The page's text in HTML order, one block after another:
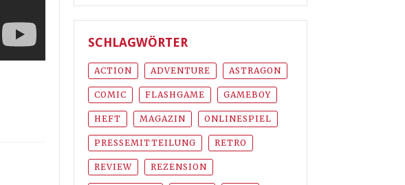
SCHLAGWÖRTER
ACTION ADVENTURE ASTRAGON
COMIC FLASHGAME GAMEBOY
HEFT MAGAZIN ONLINESPIEL
PRESSEMITTEILUNG RETRO
REVIEW REZENSION